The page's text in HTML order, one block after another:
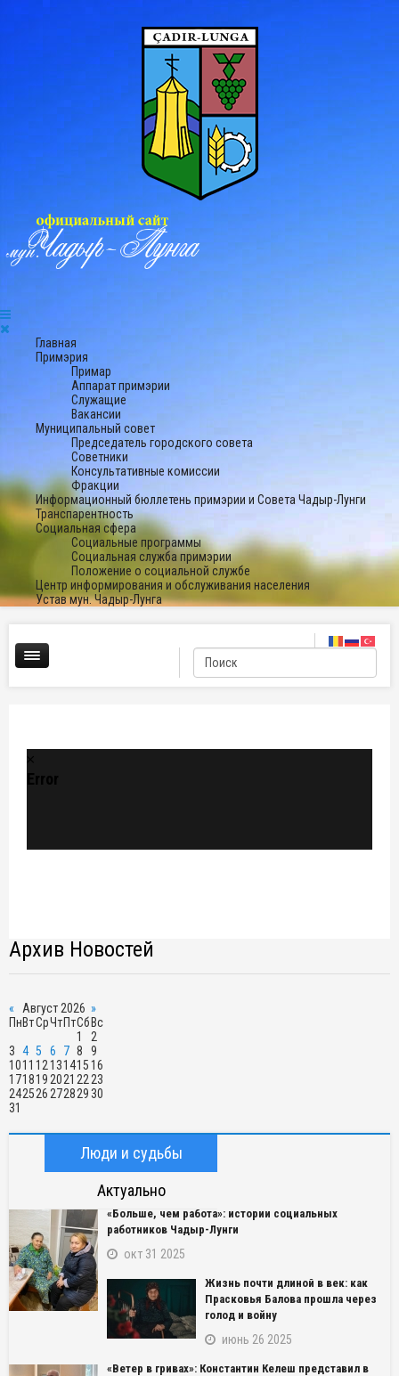
Главная
Примэрия
Примар
Аппарат примэрии
Служащие
Вакансии
Муниципальный совет
Председатель городского совета
Советники
Консультативные комиссии
Фракции
Информационный бюллетень примэрии и Совета Чадыр-Лунги
Транспарентность
Социальная сфера
Социальные программы
Социальная служба примэрии
Положение о социальной службе
Центр информирования и обслуживания населения
Устав мун. Чадыр-Лунга
Error
Архив Новостей
« Август 2026 »
ПнВтСрЧтПтСбВс
1
2
3 4 5 6 7 8
9
1011 1213141516
171819 2021 22 23
242526 27282930
31
Люди и судьбы
Актуально
«Больше, чем работа»: истории социальных
работников Чадыр-Лунги
окт 31 2025
Жизнь почти длиной в век: как
Прасковья Балова прошла через
голод и войну
июнь 26 2025
«Ветер в гривах»: Константин Келеш представил в